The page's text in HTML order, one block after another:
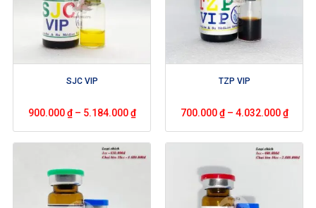
SJC VIP
900.000₫– 5.184.000₫
TZP VIP
700.000₫– 4.032.000₫